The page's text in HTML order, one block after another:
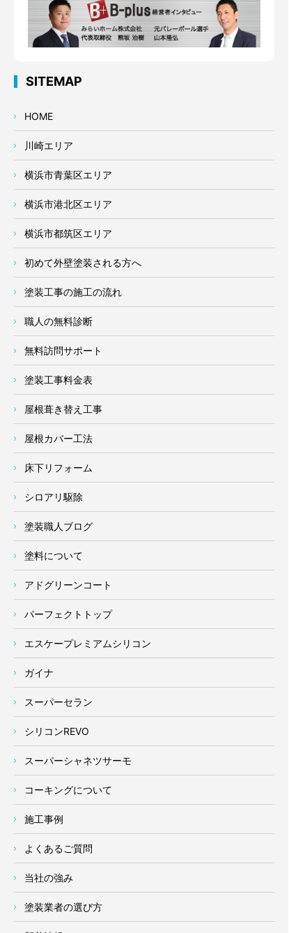
SITEMAP
HOME
川崎エリア
横浜市青葉区エリア
横浜市港北区エリア
横浜市都筑区エリア
初めて外壁塗装される方へ
塗装工事の施工の流れ
職人の無料診断
無料訪問サポート
塗装工事料金表
屋根葺き替え工事
屋根カバー工法
床下リフォーム
シロアリ駆除
塗装職人ブログ
塗料について
アドグリーンコート
パーフェクトトップ
エスケープレミアムシリコン
ガイナ
スーパーセラン
シリコンREVO
スーパーシャネツサーモ
コーキングについて
施工事例
よくあるご質問
当社の強み
塗装業者の選び方